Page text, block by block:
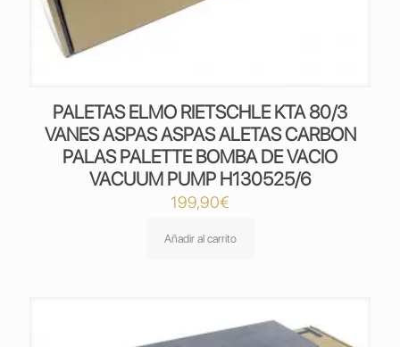
PALETAS ELMO RIETSCHLE KTA 80/3
VANES ASPAS ASPAS ALETAS CARBON
PALAS PALETTE BOMBA DE VACIO
VACUUM PUMP H130525/6
199,90€
Añadir al carrito